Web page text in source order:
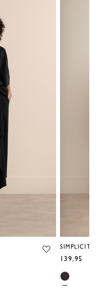
SIMPLICITY
139,95